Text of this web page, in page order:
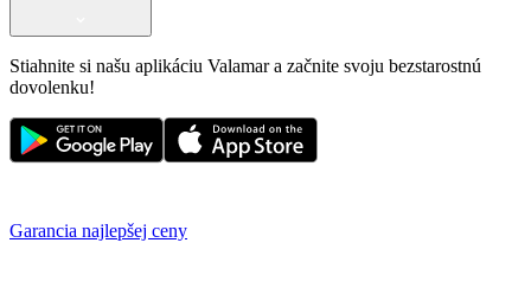
Stiahnite si našu aplikáciu Valamar a začnite svoju bezstarostnú
dovolenku!
Garancia najlepšej ceny